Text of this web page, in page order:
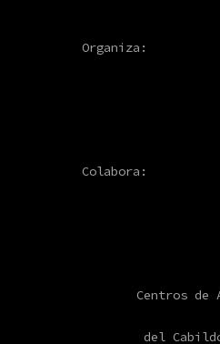
Organiza:
Colabora:
Centros
del